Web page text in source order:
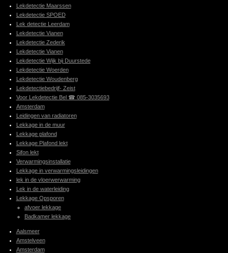
Lekdetectie Maarssen
Lekdetectie SPOED
Lek detectie Leerdam
Lekdetectie Vianen
Lekdetectie Zederik
Lekdetectie Vianen
Lekdetectie Wijk bij Duurstede
Lekdetectie Woerden
Lekdetectie Woudenberg
Lekdetectiebedrijf- Zeist
Voor Lekdetectie Bel ☎ 085-3035693
Amsterdam
Leidingen van radiatoren
Lekkage in de muur
Lekkage plafond
Lekkage Plafond lekt
Sifon lekt
Verwarmingsinstallatie
Lekkage in verwarmingsleidingen
lek in de vloerwerwarming
Lek in de waterleiding
Lekkage Opsporen
afvoer lekkage
Badkamer lekkage
Aalsmeer
Amstelveen
Amsterdam